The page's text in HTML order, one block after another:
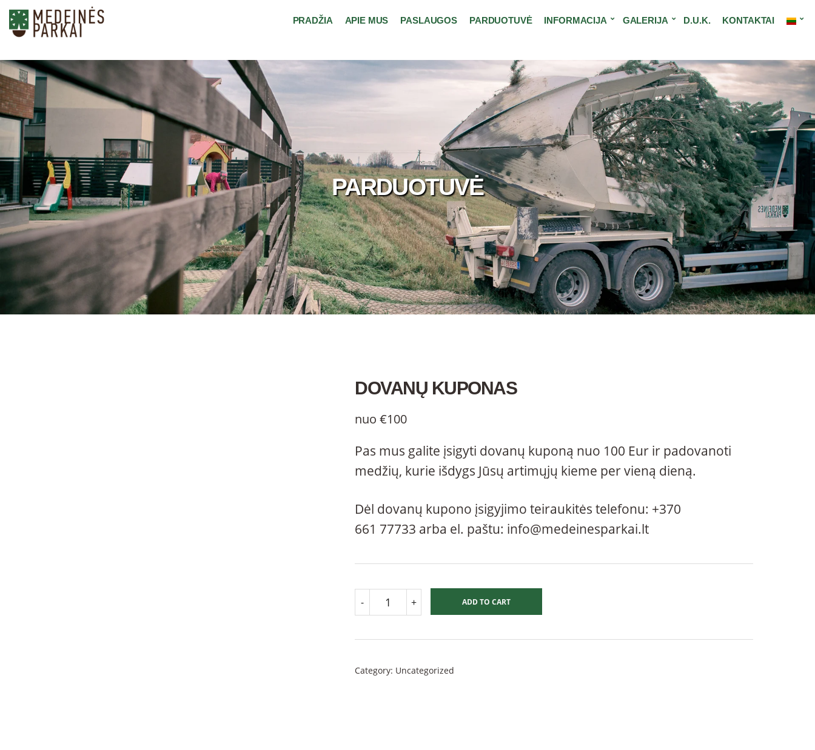
PRADŽIA APIE MUS PASLAUGOS PARDUOTUVĖ INFORMACIJA GALERIJA D.U.K. KONTAKTAI
PARDUOTUVĖ
DOVANŲ KUPONAS
nuo €100
Pas mus galite įsigyti dovanų kuponą nuo 100 Eur ir padovanoti
medžių, kurie išdygs Jūsų artimųjų kieme per vieną dieną.
Dėl dovanų kupono įsigyjimo teiraukitės telefonu: +370
661 77733 arba el. paštu: info@medeinesparkai.lt
-
DOVANŲ
KUPONAS
QUANTITY
+ ADD TO CART
Category: Uncategorized